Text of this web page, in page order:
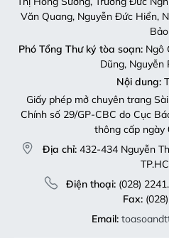
Nội dung:
Giấy phép mở chuyên trang
Chính số 29/GP-CBC do Cục
thông cấp ngày
432-434 Nguyễn
Điện thoại:(028)
Fax:
Email:
Liên hệ
Quảng cáo: Mai
Email: